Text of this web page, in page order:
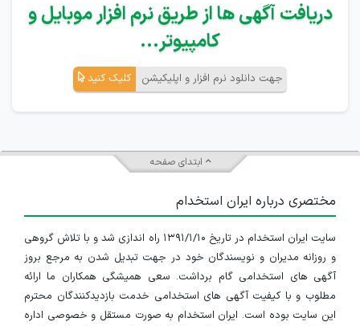
دریافت آگهی ها از طریق نرم افزار موبایل و
کامپیوتر...
جهت دانلود نرم افزار و اپلیکیشن کلیک کنید
ابتدای صفحه
مختصری درباره ایران استخدام
سایت ایران استخدام در تاریخ ۱۳۹۱/۱/۱۰ راه اندازی شد و با تلاش گروهی
و روزانه مدیران و نویسندگان خود در جهت تبدیل شدن به مرجع بروز
آگهی های استخدامی گام برداشت. سعی همیشگی همکاران ما ارائه
مطلوب و با کیفیت آگهی های استخدامی خدمت بازدیدکنندگان محترم
این سایت بوده است. ایران استخدام به صورت مستقل و خصوصی اداره